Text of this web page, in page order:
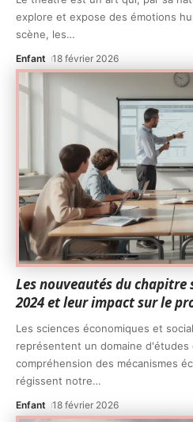
explore et expose des émotions
scène, les…
Enfant 18 février 2026
Les nouveautés du chapitre
2024 et leur impact sur le
Les sciences économiques et
représentent un domaine d'études
compréhension des mécanismes
régissent notre…
Enfant 18 février 2026